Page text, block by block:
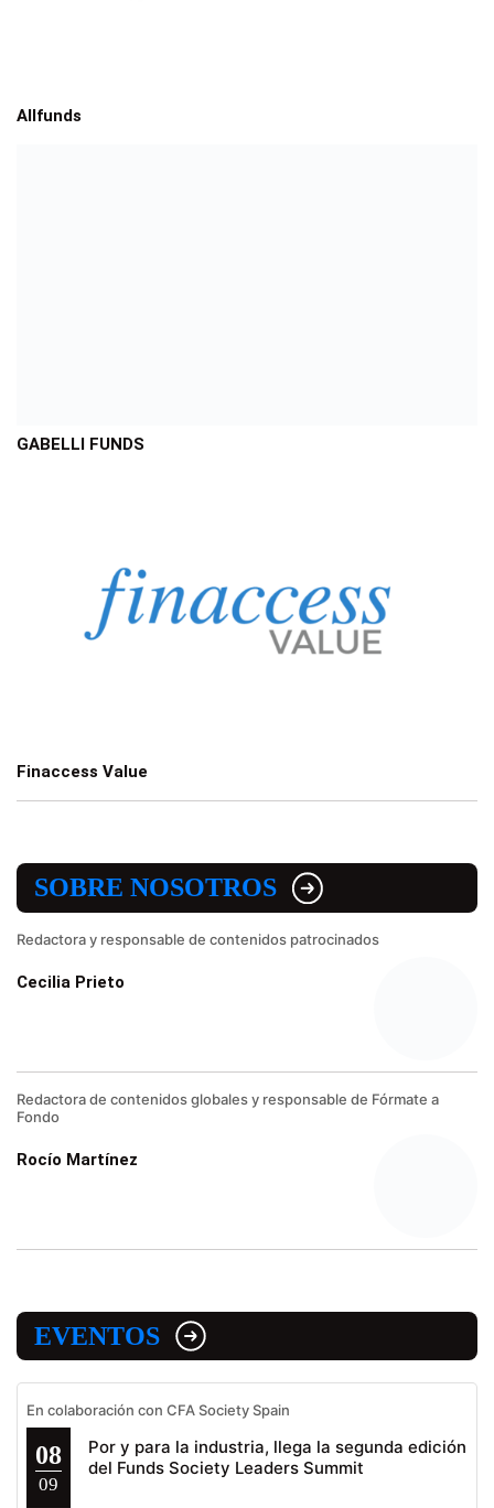
Allfunds
GABELLI FUNDS
Finaccess Value
SOBRE NOSOTROS
Redactora y responsable de contenidos patrocinados
Cecilia Prieto
Redactora de contenidos globales y responsable de Fórmate a
Fondo
Rocío Martínez
EVENTOS
En colaboración con CFA Society Spain
08
09
Por y para la industria, llega la segunda edición
del Funds Society Leaders Summit